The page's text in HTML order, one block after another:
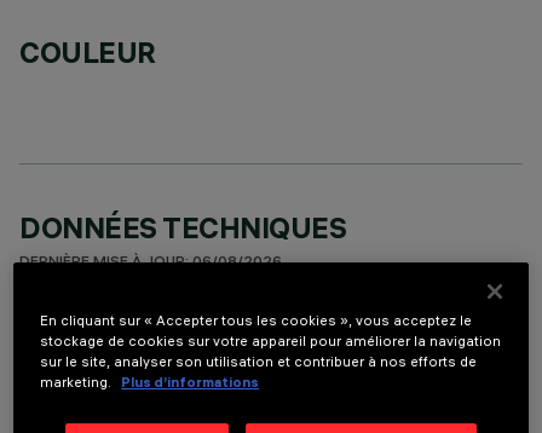
COULEUR
DONNÉES TECHNIQUES
DERNIÈRE MISE À JOUR: 06/08/2026
DESCRIPTION
Appareil miniaturisé encastrable linéaire à 5 éléments
optiques pour sources LED - optiques fixes. Malgré les
dimensions extrêmement réduites du produit, la technologie
En cliquant sur « Accepter tous les cookies », vous acceptez le
stockage de cookies sur votre appareil pour améliorer la navigation
sur le site, analyser son utilisation et contribuer à nos efforts de
marketing.
Plus d’informations